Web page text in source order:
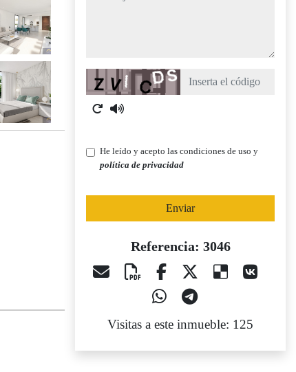
Captcha
He leído y acepto las condiciones de uso y
política de privacidad
Enviar
Referencia: 3046
Visitas a este inmueble: 125